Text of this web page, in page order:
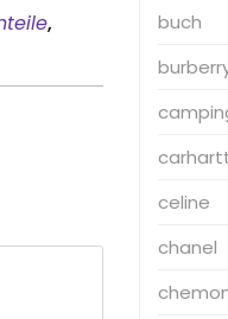
,
buch
celine
chanel